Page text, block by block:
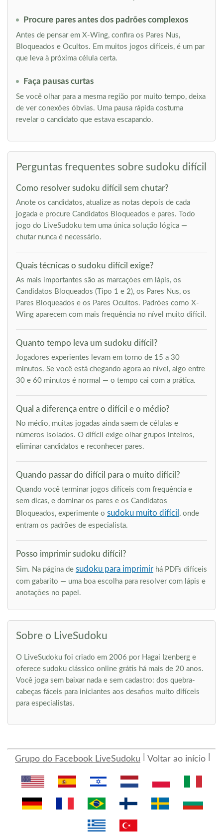
Procure pares antes dos padrões complexos
Antes de pensar em X-Wing, confira os Pares Nus,
Bloqueados e Ocultos. Em muitos jogos difíceis, é um par
que leva à próxima célula certa.
Faça pausas curtas
Se você olhar para a mesma região por muito tempo, deixa
de ver conexões óbvias. Uma pausa rápida costuma
revelar o candidato que estava escapando.
Perguntas frequentes sobre sudoku difícil
Como resolver sudoku difícil sem chutar?
Anote os candidatos, atualize as notas depois de cada
jogada e procure Candidatos Bloqueados e pares. Todo
jogo do LiveSudoku tem uma única solução lógica —
chutar nunca é necessário.
Quais técnicas o sudoku difícil exige?
As mais importantes são as marcações em lápis, os
Candidatos Bloqueados (Tipo 1 e 2), os Pares Nus, os
Pares Bloqueados e os Pares Ocultos. Padrões como X-
Wing aparecem com mais frequência no nível muito difícil.
Quanto tempo leva um sudoku difícil?
Jogadores experientes levam em torno de 15 a 30
minutos. Se você está chegando agora ao nível, algo entre
30 e 60 minutos é normal — o tempo cai com a prática.
Qual a diferença entre o difícil e o médio?
No médio, muitas jogadas ainda saem de células e
números isolados. O difícil exige olhar grupos inteiros,
eliminar candidatos e reconhecer pares.
Quando passar do difícil para o muito difícil?
Quando você terminar jogos difíceis com frequência e
sem dicas, e dominar os pares e os Candidatos
Bloqueados, experimente o sudoku muito difícil , onde
entram os padrões de especialista.
Posso imprimir sudoku difícil?
Sim. Na página de sudoku para imprimir há PDFs difíceis
com gabarito — uma boa escolha para resolver com lápis e
anotações no papel.
Sobre o LiveSudoku
O LiveSudoku foi criado em 2006 por Hagai Izenberg e
oferece sudoku clássico online grátis há mais de 20 anos.
Você joga sem baixar nada e sem cadastro: dos quebra-
cabeças fáceis para iniciantes aos desafios muito difíceis
para especialistas.
Grupo do Facebook LiveSudoku Voltar ao início